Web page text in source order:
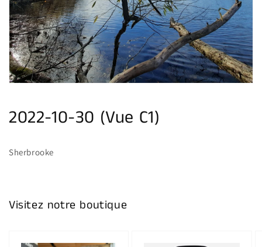
dans
la
vue
de
la
galerie
2022-10-30 (Vue C1)
Sherbrooke
Visitez notre boutique